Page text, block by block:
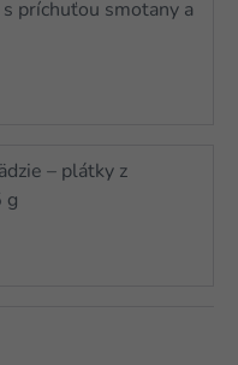
príchuťou smotany a
– plátky z
g